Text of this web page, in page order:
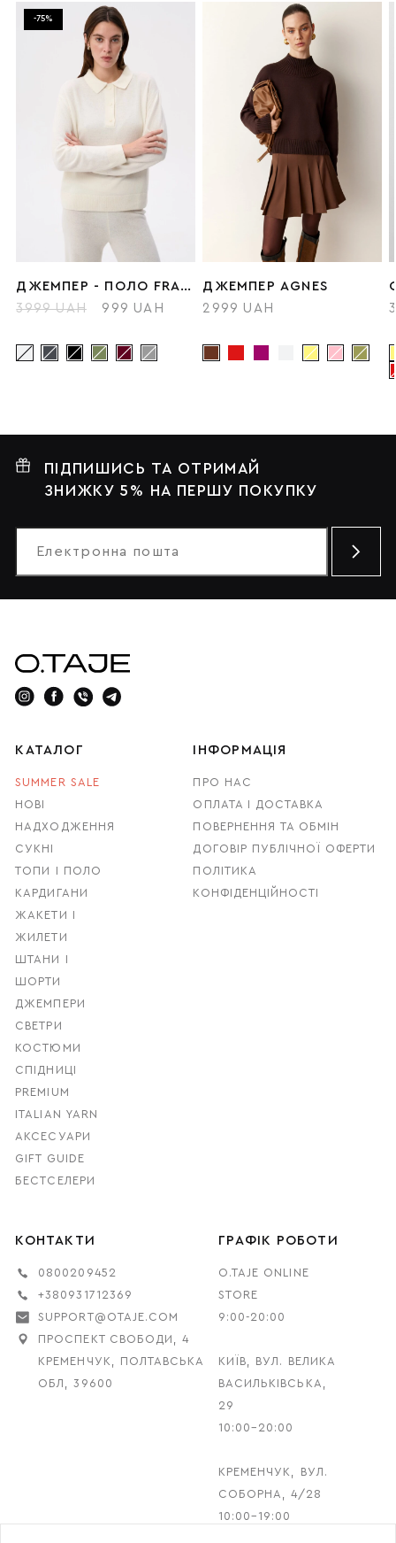
-75%
ДЖЕМПЕР - ПОЛО FRANCES
3999 UAH
999 UAH
ДЖЕМПЕР AGNES
2999 UAH
ПІДПИШИСЬ ТА ОТРИМАЙ
ЗНИЖКУ 5% НА ПЕРШУ ПОКУПКУ
КАТАЛОГ
SUMMER SALE
НОВІ
НАДХОДЖЕННЯ
СУКНІ
ТОПИ І ПОЛО
КАРДИГАНИ
ЖАКЕТИ І
ЖИЛЕТИ
ШТАНИ І
ШОРТИ
ДЖЕМПЕРИ
СВЕТРИ
КОСТЮМИ
СПІДНИЦІ
PREMIUM
ITALIAN YARN
АКСЕСУАРИ
GIFT GUIDE
БЕСТСЕЛЕРИ
ІНФОРМАЦІЯ
ПРО НАС
ОПЛАТА І ДОСТАВКА
ПОВЕРНЕННЯ ТА ОБМІН
ДОГОВІР ПУБЛІЧНОЇ ОФЕРТИ
ПОЛІТИКА
КОНФІДЕНЦІЙНОСТІ
КОНТАКТИ
0800209452
+380931712369
SUPPORT@OTAJE.COM
ПРОСПЕКТ СВОБОДИ, 4
КРЕМЕНЧУК, ПОЛТАВСЬКА
ОБЛ, 39600
ГРАФІК РОБОТИ
O.TAJE ONLINE
STORE
9:00-20:00
КИЇВ, ВУЛ. ВЕЛИКА
ВАСИЛЬКІВСЬКА,
29
10:00–20:00
КРЕМЕНЧУК, ВУЛ.
СОБОРНА, 4/28
10:00–19:00